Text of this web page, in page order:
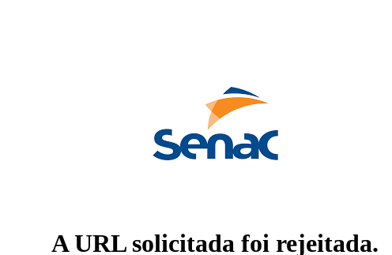
A URL solicitada foi rejeitada.